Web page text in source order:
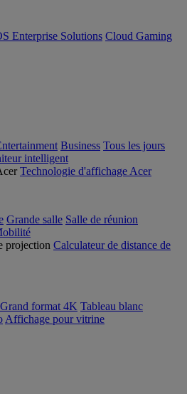
Enterprise Solutions Cloud Gaming
Business Tous les jours
intelligent
Technologie d'affichage Acer
Grande salle Salle de réunion
Calculateur de distance de
Grand format 4K Tableau blanc
Affichage pour vitrine